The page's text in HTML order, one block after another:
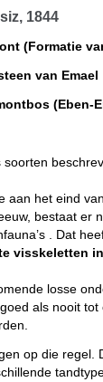
1844
(Formatie
van Emael
(Eben-
aan het eind
bestaat er
. Dat
visskeletten
losse
als nooit tot
op die regel.